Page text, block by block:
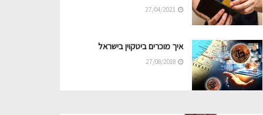
איך מוכרים ביטקוין בישראל